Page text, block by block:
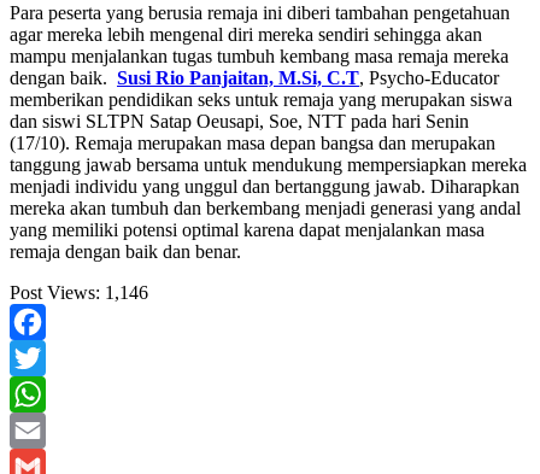
Para peserta yang berusia remaja ini diberi tambahan pengetahuan
agar mereka lebih mengenal diri mereka sendiri sehingga akan
mampu menjalankan tugas tumbuh kembang masa remaja mereka
dengan baik. Susi Rio Panjaitan, M.Si, C.T, Psycho-Educator
memberikan pendidikan seks untuk remaja yang merupakan siswa
dan siswi SLTPN Satap Oeusapi, Soe, NTT pada hari Senin
(17/10). Remaja merupakan masa depan bangsa dan merupakan
tanggung jawab bersama untuk mendukung mempersiapkan mereka
menjadi individu yang unggul dan bertanggung jawab. Diharapkan
mereka akan tumbuh dan berkembang menjadi generasi yang andal
yang memiliki potensi optimal karena dapat menjalankan masa
remaja dengan baik dan benar.
Post Views: 1,146
Facebook
Twitter
WhatsApp
Email